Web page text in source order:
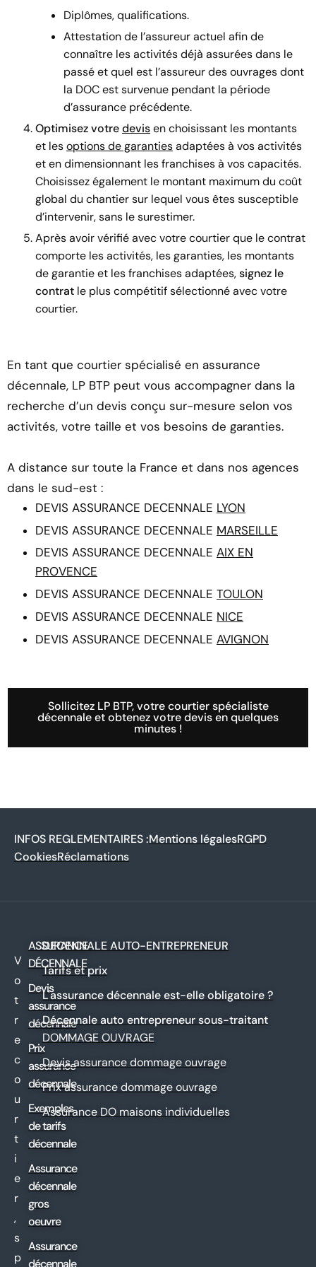
Diplômes, qualifications.
Attestation de l’assureur actuel afin de
connaître les activités déjà assurées dans le
passé et quel est l’assureur des ouvrages dont
la DOC est survenue pendant la période
d’assurance précédente.
Optimisez votredevisen choisissant les montants
et lesoptions de garantiesadaptées à vos activités
et en dimensionnant les franchises à vos capacités.
Choisissez également le montant maximum du coût
global du chantier sur lequel vous êtes susceptible
d’intervenir, sans le surestimer.
Après avoir vérifié avec votre courtier que le contrat
comporte les activités, les garanties, les montants
de garantie et les franchises adaptées,signez le
contrat le plus compétitif sélectionné avec votre
courtier.
En tant que courtier spécialisé en assurance
décennale, LP BTP peut vous accompagner dans la
recherche d’un devis conçu sur-mesure selon vos
activités, votre taille et vos besoins de garanties.
A distance sur toute la France et dans nos agences
dans le sud-est :
DEVIS ASSURANCE DECENNALE LYON
DEVIS ASSURANCE DECENNALE MARSEILLE
DEVIS ASSURANCE DECENNALE AIX EN
PROVENCE
DEVIS ASSURANCE DECENNALE TOULON
DEVIS ASSURANCE DECENNALE NICE
DEVIS ASSURANCE DECENNALE AVIGNON
Sollicitez LP BTP, votre courtier spécialiste
décennale et obtenez votre devis en quelques
minutes !
INFOS REGLEMENTAIRES :Mentions légalesRGPD
CookiesRéclamations
V
o
t
r
e
c
o
u
r
t
i
e
r
,
s
p
ASSURANCE
DÉCENNALE
Devis
assurance
décennale
Prix
assurance
décennale
Exemples
de tarifs
décennale
Assurance
décennale
gros
oeuvre
Assurance
décennale
DECENNALE AUTO-ENTREPRENEUR
Tarifs et prix
L'assurance décennale est-elle obligatoire ?
Décennale auto entrepreneur sous-traitant
DOMMAGE OUVRAGE
Devis assurance dommage ouvrage
Prix assurance dommage ouvrage
Assurance DO maisons individuelles